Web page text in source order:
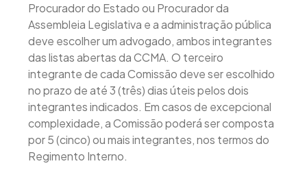
Procurador do Estado ou Procurador da
Assembleia Legislativa e a administração pública
deve escolher um advogado, ambos integrantes
das listas abertas da CCMA. O terceiro
integrante de cada Comissão deve ser escolhido
no prazo de até 3 (três) dias úteis pelos dois
integrantes indicados. Em casos de excepcional
complexidade, a Comissão poderá ser composta
por 5 (cinco) ou mais integrantes, nos termos do
Regimento Interno.